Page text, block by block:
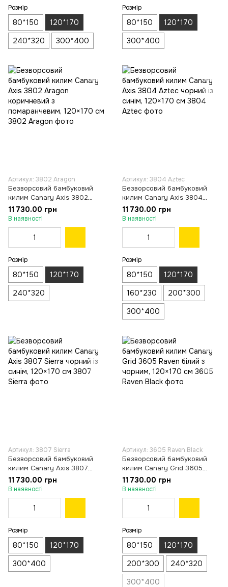
Розмір
80*150
120*170
240*320
300*400
Розмір
80*150
120*170
300*400
Артикул: 3802 Aragon
Безворсовий бамбуковий
килим Canary Axis 3802
Aragon коричневий з
помаранчевим, 120×170 см
11 730.00 грн
В наявності
Розмір
80*150
120*170
240*320
Артикул: 3804 Aztec
Безворсовий бамбуковий
килим Canary Axis 3804
Aztec чорний із синім,
120×170 см
11 730.00 грн
В наявності
Розмір
80*150
120*170
160*230
200*300
300*400
Артикул: 3807 Sierra
Безворсовий бамбуковий
килим Canary Axis 3807
Sierra чорний із синім,
120×170 см
11 730.00 грн
В наявності
Розмір
80*150
120*170
300*400
Артикул: 3605 Raven Black
Безворсовий бамбуковий
килим Canary Grid 3605
Raven білий з чорним,
120×170 см
11 730.00 грн
В наявності
Розмір
80*150
120*170
200*300
240*320
300*400